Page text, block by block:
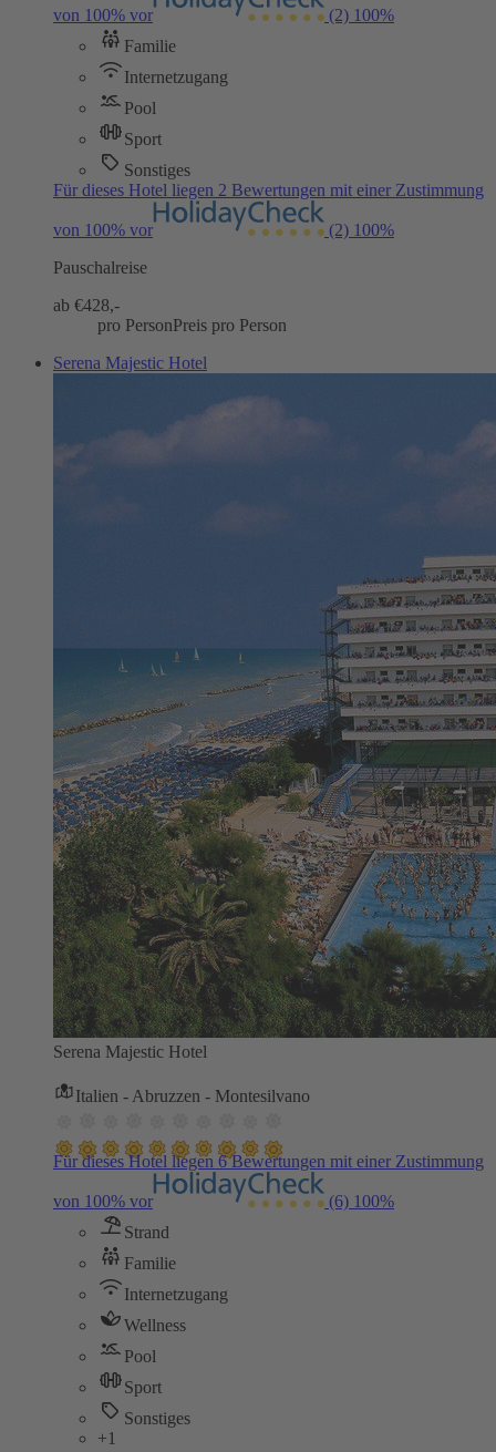
von 100% vor (2) 100%
Familie
Internetzugang
Pool
Sport
Sonstiges
Für dieses Hotel liegen 2 Bewertungen mit einer Zustimmung
von 100% vor (2) 100%
Pauschalreise
ab €428,-
pro PersonPreis pro Person
Serena Majestic Hotel
Serena Majestic Hotel
Italien - Abruzzen - Montesilvano
Für dieses Hotel liegen 6 Bewertungen mit einer Zustimmung
von 100% vor (6) 100%
Strand
Familie
Internetzugang
Wellness
Pool
Sport
Sonstiges
+1